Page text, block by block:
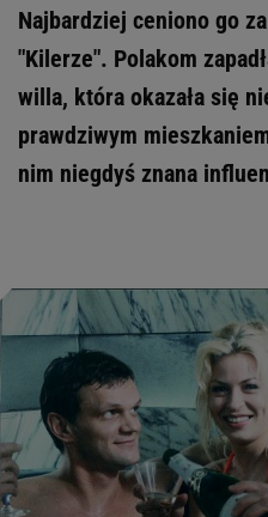
Najbardziej ceniono go
"Kilerze". Polakom
willa, która okazała się
prawdziwym
nim niegdyś znana